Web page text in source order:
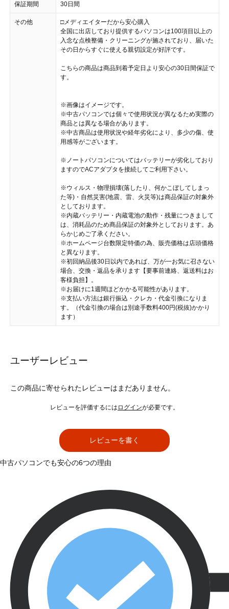
保証期間 30日間
その他
□メディエイターだから安心購入
全国に出店しており提供するパソコンは100項目以上の
入念な点検整備・クリーニングが施されており、届いた
その日からすぐに使える親切設定が好評です。
こちらの商品は商品到着予定日より安心の30日間保証で
す。
※画像はイメージです。
※中古パソコンでは個々で使用状況が異なるため実際の
商品とは異なる場合があります。
※中古商品は使用状況や経年劣化により、多少の傷、使
用感等がございます。
※ノートパソコンについてはバッテリーが劣化しており
ますのでACアダプタを接続してご利用下さい。
※ウィルス・物理損壊(落したり、何かこぼしてしまっ
た等)・自然災害(地震、雷、火災等)は商品保証の対象外
としております。
※内蔵バッテリー・内蔵電池の動作・残量につきまして
は、消耗品のため商品保証の対象外としております。あ
らかじめご了承ください。
※ホームページ台数限定特価の為、販売価格は店頭価格
と異なります。
※初回納品後30日以内であれば、万が一お気に召さない
場合、交換・返品を承ります【要事前連絡、返送料はお
客様負担】。
※お届けに1週間ほどかかる可能性があります。
※支払い方法は銀行振込・クレカ・代金引換になりま
す。（代金引換の場合は別途手数料400円(税抜)かかり
ます）
ユーザーレビュー
この商品に寄せられたレビューはまだありません。
レビューを評価するには ログインが必要です。
レビューを書く
中古パソコンでも安心の6つの理由